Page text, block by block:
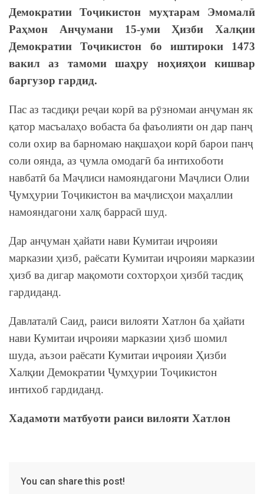
Демократии Тоҷикистон муҳтарам Эмомалӣ
Раҳмон Анҷумани 15-уми Ҳизби Халқии
Демократии Тоҷикистон бо иштироки 1473
вакил аз тамоми шаҳру ноҳияҳои кишвар
баргузор гардид.
Пас аз тасдиқи реҷаи корӣ ва рӯзномаи анҷуман як
қатор масъалаҳо вобаста ба фаъолияти он дар панҷ
соли охир ва барномаю нақшаҳои корӣ барои панҷ
соли оянда, аз ҷумла омодагӣ ба интихоботи
навбатӣ ба Маҷлиси намояндагони Маҷлиси Олии
Ҷумҳурии Тоҷикистон ва маҷлисҳои маҳаллии
намояндагони халқ баррасӣ шуд.
Дар анҷуман ҳайати нави Кумитаи иҷроияи
марказии ҳизб, раёсати Кумитаи иҷроияи марказии
ҳизб ва дигар мақомоти сохторҳои ҳизбӣ тасдиқ
гардиданд.
Давлаталӣ Саид, раиси вилояти Хатлон ба ҳайати
нави Кумитаи иҷроияи марказии ҳизб шомил
шуда, аъзои раёсати Кумитаи иҷроияи Ҳизби
Халқии Демократии Ҷумҳурии Тоҷикистон
интихоб гардиданд.
Хадамоти матбуоти раиси вилояти Хатлон
You can share this post!